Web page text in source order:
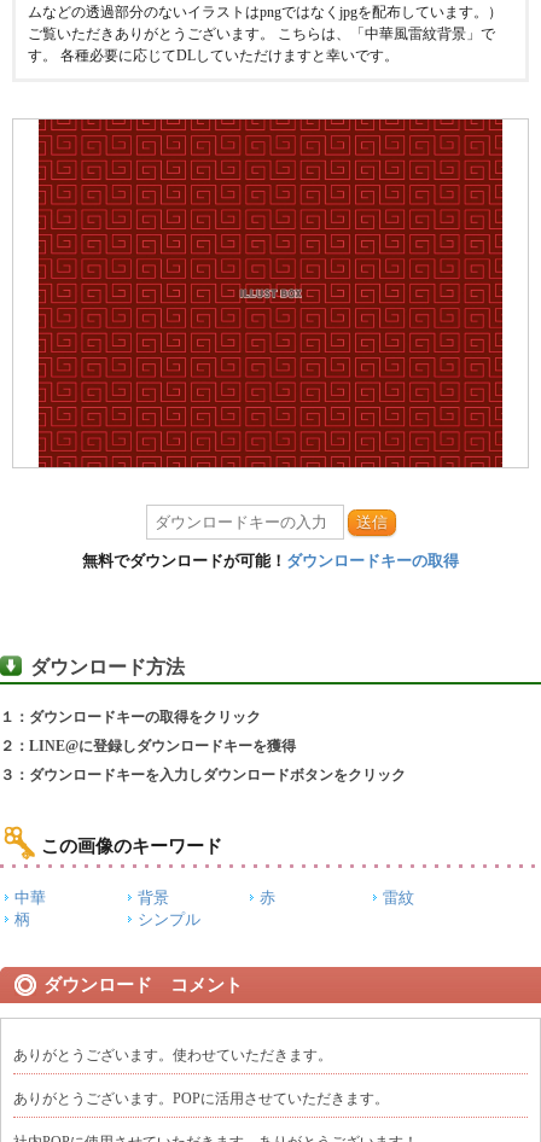
ムなどの透過部分のないイラストはpngではなくjpgを配布しています。）
ご覧いただきありがとうございます。 こちらは、「中華風雷紋背景」で
す。 各種必要に応じてDLしていただけますと幸いです。
送信
無料でダウンロードが可能！ ダウンロードキーの取得
ダウンロード方法
１：ダウンロードキーの取得をクリック
２：LINE@に登録しダウンロードキーを獲得
３：ダウンロードキーを入力しダウンロードボタンをクリック
この画像のキーワード
中華 背景 赤
雷紋
柄
シンプル
ダウンロード コメント
ありがとうございます。使わせていただきます。
ありがとうございます。POPに活用させていただきます。